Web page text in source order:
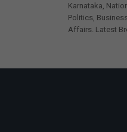
Karnataka,
Politics,
Affairs. Latest